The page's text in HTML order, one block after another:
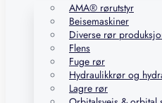
AMA® rørutstyr
Beisemaskiner
Diverse rør
Flens
Fuge rør
Hydraulikkrør og
Lagre rør